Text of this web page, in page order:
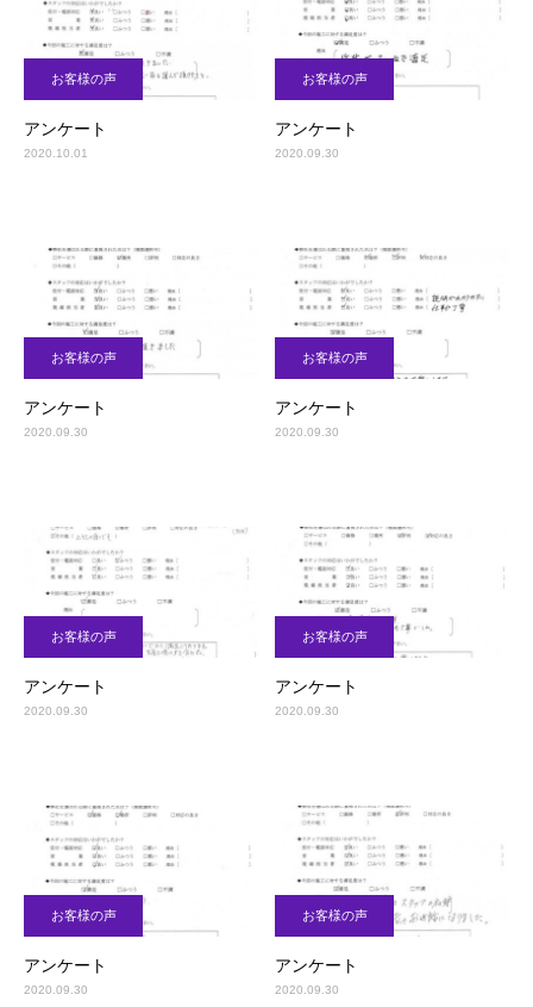
お客様の声
アンケート
2020.10.01
お客様の声
アンケート
2020.09.30
お客様の声
アンケート
2020.09.30
お客様の声
アンケート
2020.09.30
お客様の声
アンケート
2020.09.30
お客様の声
アンケート
2020.09.30
お客様の声
アンケート
2020.09.30
お客様の声
アンケート
2020.09.30